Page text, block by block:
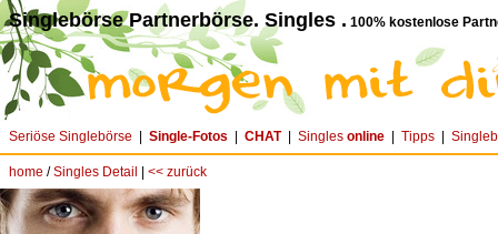
Singlebörse Partnerbörse. Singles . 100% kostenlose
Seriöse Singlebörse Single-Fotos CHAT| Singles online Tipps
home /Singles Detail << zurück